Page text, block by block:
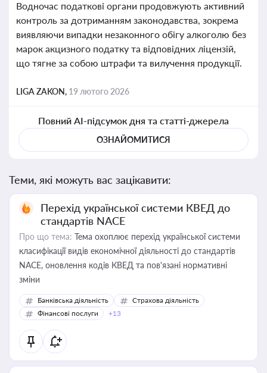
Водночас податкові органи продовжують активний
контроль за дотриманням законодавства, зокрема
виявляючи випадки незаконного обігу алкоголю без
марок акцизного податку та відповідних ліцензій,
що тягне за собою штрафи та вилучення продукції.
LIGA ZAKON, 19 лютого 2026
Повний AI-підсумок дня та статті-джерела
ОЗНАЙОМИТИСЯ
Теми, які можуть вас зацікавити:
Перехід української системи КВЕД до
стандартів NACE
Про що тема: Тема охоплює перехід української системи
класифікації видів економічної діяльності до стандартів
NACE, оновлення кодів КВЕД та пов'язані нормативні
зміни
Банківська діяльність
Страхова діяльність
Фінансові послуги
+13